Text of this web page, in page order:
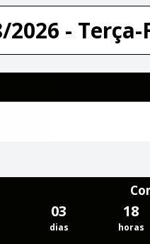
2026 - Terça-
03
dias
18
horas